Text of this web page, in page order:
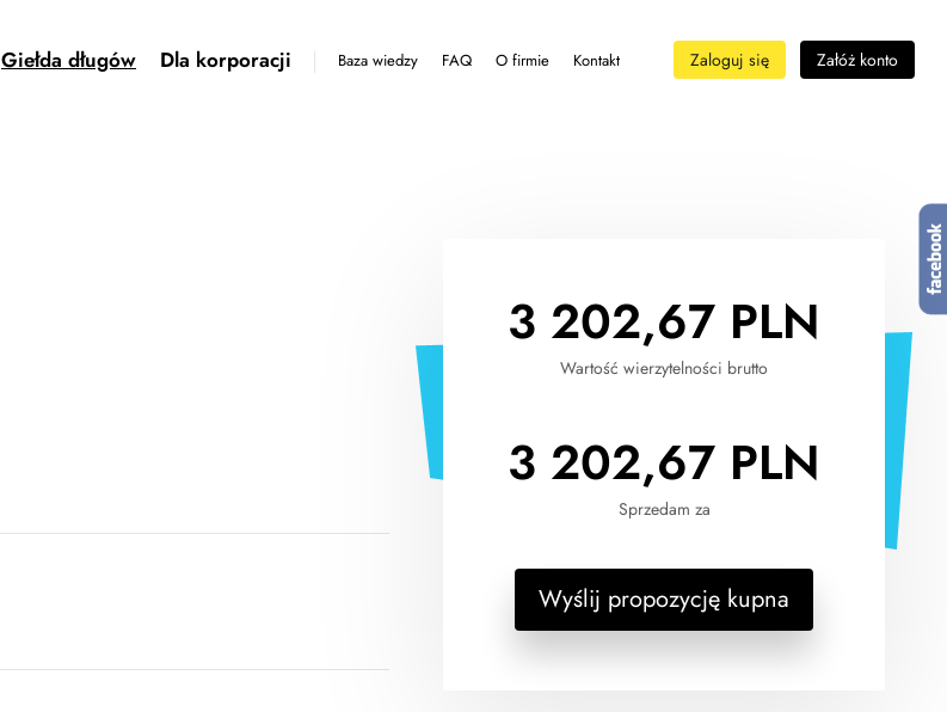
Giełda długów Dla korporacji Baza wiedzy FAQ O firmie Kontakt Zaloguj się Załóż konto
3 202,67 PLN
Wartość wierzytelności brutto
3 202,67 PLN
Sprzedam za
Wyślij propozycję kupna